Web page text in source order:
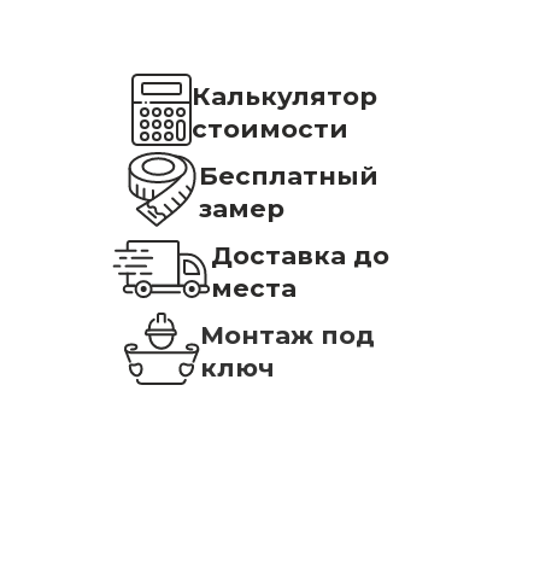
Калькулятор
стоимости
Бесплатный
замер
Доставка до
места
Монтаж под
ключ